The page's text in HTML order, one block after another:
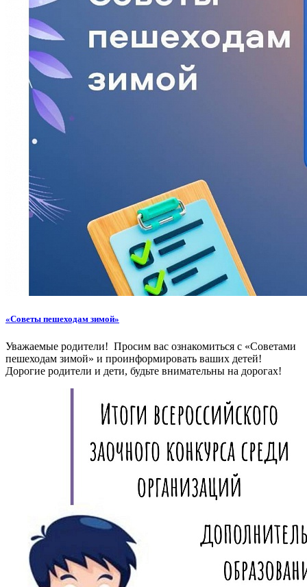
«Советы пешеходам зимой»
Уважаемые родители! Просим вас ознакомиться с «Советами
пешеходам зимой» и проинформировать ваших детей!
Дорогие родители и дети, будьте внимательны на дорогах!